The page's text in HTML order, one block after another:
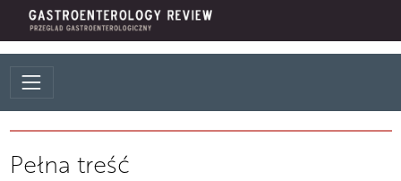
Pełna treść